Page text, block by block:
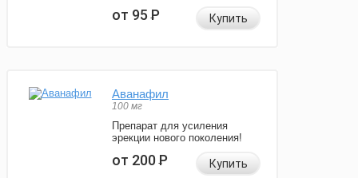
от 95Р Купить
Аванафил
100 мг
Препарат для усиления
эрекции нового поколения!
от 200Р Купить